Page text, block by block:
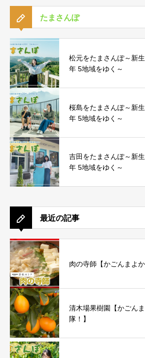
たまさんぽ
松元をたまさんぽ～新
年 5地域をゆく～
桜島をたまさんぽ～新
年 5地域をゆく～
吉田をたまさんぽ～新
年 5地域をゆく～
最近の記事
肉の寺師【かごんまよ
清木場果樹園【かごん
隊！】